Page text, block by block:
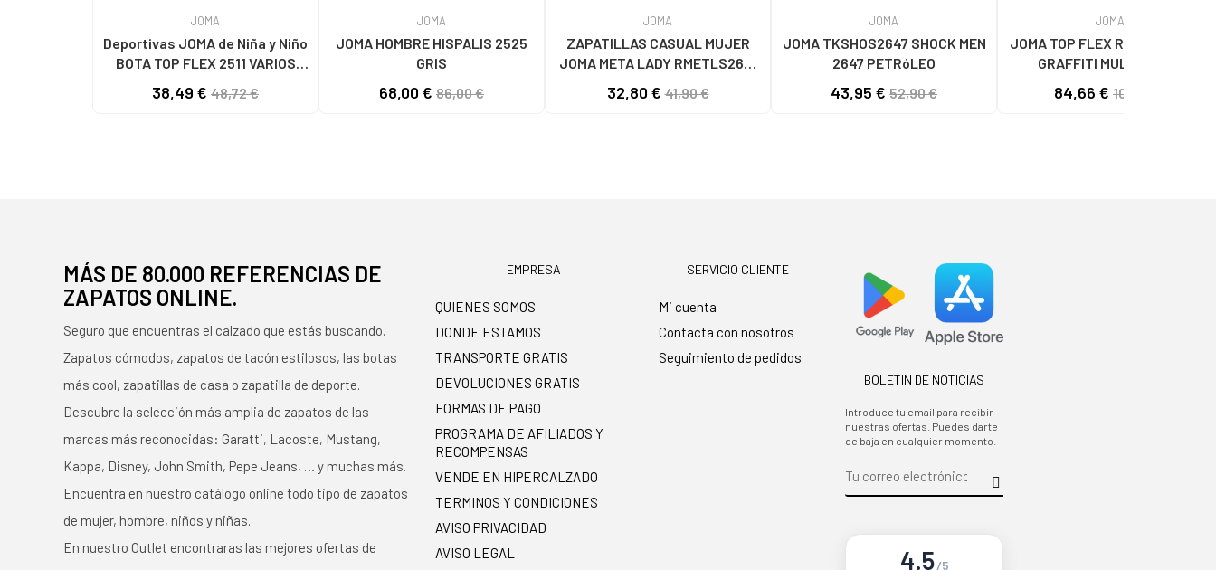
JOMA
Deportivas JOMA de Niña y Niño
BOTA TOP FLEX 2511 VARIOS
38,49 € 48,72 €
JOMA
JOMA HOMBRE HISPALIS 2525
GRIS
68,00 € 86,00 €
JOMA
ZAPATILLAS CASUAL MUJER
JOMA META LADY RMETLS2601
32,80 €41,90 €
JOMA
JOMA TKSHOS2647 SHOCK MEN
2647 PETRóLEO
43,95 € 52,90 €
JOMA
JOMA TOP FLEX REBOUND 2676
GRAFFITI MULTICOLOR
84,66 € 109,95 €
MÁS DE 80.000 REFERENCIAS DE
ZAPATOS ONLINE.
Seguro que encuentras el calzado que estás buscando.
Zapatos cómodos, zapatos de tacón estilosos, las botas
más cool, zapatillas de casa o zapatilla de deporte.
Descubre la selección más amplia de zapatos de las
marcas más reconocidas: Garatti, Lacoste, Mustang,
Kappa, Disney, John Smith, Pepe Jeans, … y muchas más.
Encuentra en nuestro catálogo online todo tipo de zapatos
de mujer, hombre, niños y niñas.
En nuestro Outlet encontraras las mejores ofertas de
EMPRESA
QUIENES SOMOS
DONDE ESTAMOS
TRANSPORTE GRATIS
DEVOLUCIONES GRATIS
FORMAS DE PAGO
PROGRAMA DE AFILIADOS Y
RECOMPENSAS
VENDE EN HIPERCALZADO
TERMINOS Y CONDICIONES
AVISO PRIVACIDAD
AVISO LEGAL
SERVICIO CLIENTE
Mi cuenta
Contacta con nosotros
Seguimiento de pedidos
BOLETIN DE NOTICIAS
Introduce tu email para recibir
nuestras ofertas. Puedes darte
de baja en cualquier momento.
4.5/5